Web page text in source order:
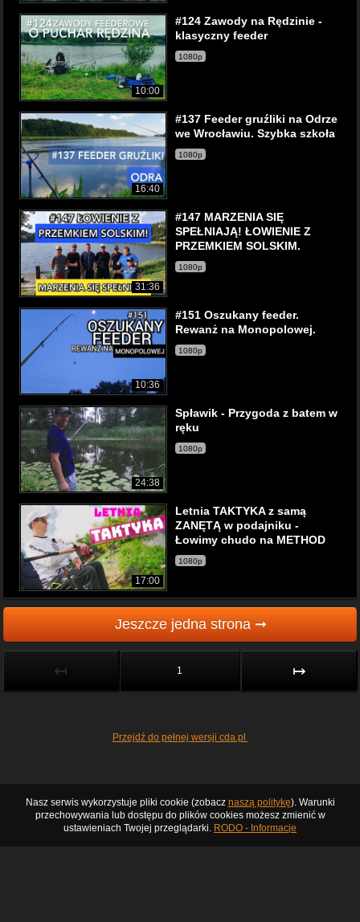
10:00
#124 Zawody na Rędzinie -
klasyczny feeder
1080p
16:40
#137 Feeder gruźliki na Odrze
we Wrocławiu. Szybka szkoła
1080p
31:36
#147 MARZENIA SIĘ
SPEŁNIAJĄ! ŁOWIENIE Z
PRZEMKIEM SOLSKIM.
1080p
10:36
#151 Oszukany feeder.
Rewanż na Monopolowej.
1080p
24:38
Spławik - Przygoda z batem w
ręku
1080p
17:00
Letnia TAKTYKA z samą
ZANĘTĄ w podajniku -
Łowimy chudo na METHOD
1080p
Jeszcze jedna strona ➞
↤ 1 ↦
Przejdź do pełnej wersji cda.pl
Nasz serwis wykorzystuje pliki cookie (zobacz naszą politykę). Warunki
przechowywania lub dostępu do plików cookies możesz zmienić w
ustawieniach Twojej przeglądarki. RODO - Informacje